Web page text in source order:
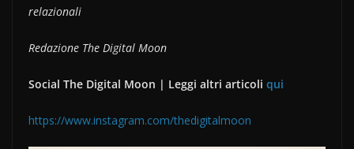
relazionali
Redazione The Digital Moon
Social The Digital Moon | Leggi altri articoli qui
https://www.instagram.com/thedigitalmoon